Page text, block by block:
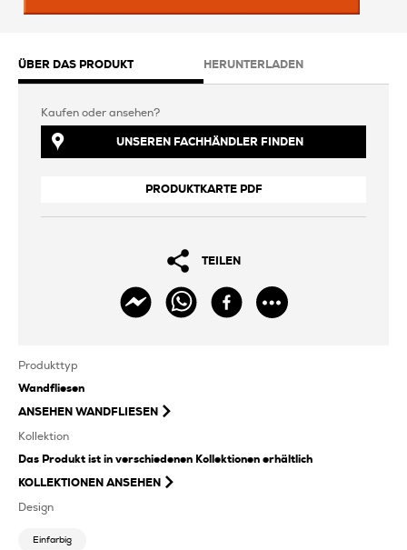
ÜBER DAS PRODUKT HERUNTERLADEN
Kaufen oder ansehen?
UNSEREN FACHHÄNDLER FINDEN
PRODUKTKARTE PDF
TEILEN
Produkttyp
Wandfliesen
ANSEHEN WANDFLIESEN
Kollektion
Das Produkt ist in verschiedenen Kollektionen erhältlich
KOLLEKTIONEN ANSEHEN
Design
Einfarbig